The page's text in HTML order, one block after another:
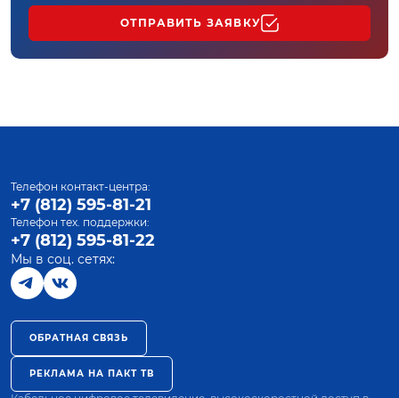
ОТПРАВИТЬ ЗАЯВКУ
Телефон контакт-центра:
+7 (812) 595-81-21
Телефон тех. поддержки:
+7 (812) 595-81-22
Мы в соц. сетях:
ОБРАТНАЯ СВЯЗЬ
РЕКЛАМА НА ПАКТ ТВ